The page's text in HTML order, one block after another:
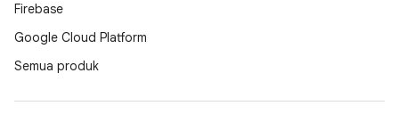
Firebase
Google Cloud Platform
Semua produk